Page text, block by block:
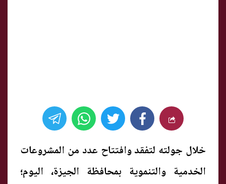
خلال جولته لتفقد وافتتاح عدد من المشروعات
الخدمية والتنموية بمحافظة الجيزة، اليوم؛